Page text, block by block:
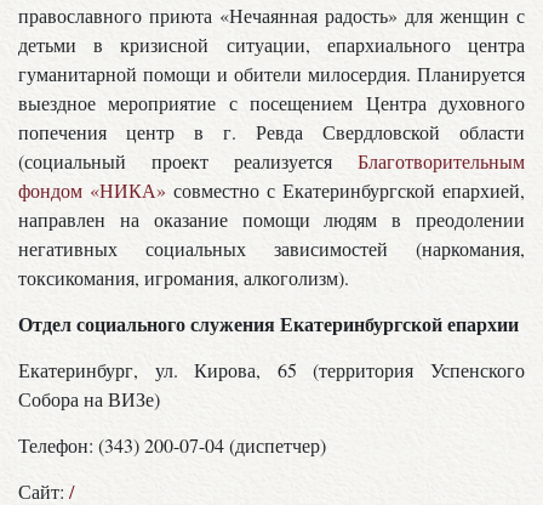
православного приюта «Нечаянная радость» для женщин с
детьми в кризисной ситуации, епархиального центра
гуманитарной помощи и обители милосердия. Планируется
выездное мероприятие с посещением Центра духовного
попечения центр в г. Ревда Свердловской области
(социальный проект реализуется Благотворительным
фондом «НИКА» совместно с Екатеринбургской епархией,
направлен на оказание помощи людям в преодолении
негативных социальных зависимостей (наркомания,
токсикомания, игромания, алкоголизм).
Отдел социального служения Екатеринбургской епархии
Екатеринбург, ул. Кирова, 65 (территория Успенского
Собора на ВИЗе)
Телефон: (343) 200-07-04 (диспетчер)
Сайт: /